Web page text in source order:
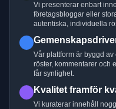
Vi presenterar enbart
företagsbloggar eller
autentiska, individuella
Vår plattform är byggd
röster, kommentarer och
får synlighet.
Kvalitet framför
Vi kuraterar innehåll